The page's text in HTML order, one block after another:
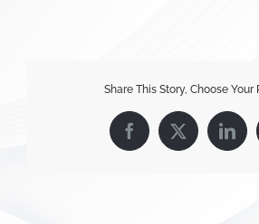
Share This Story, Choose Your
Facebook
X